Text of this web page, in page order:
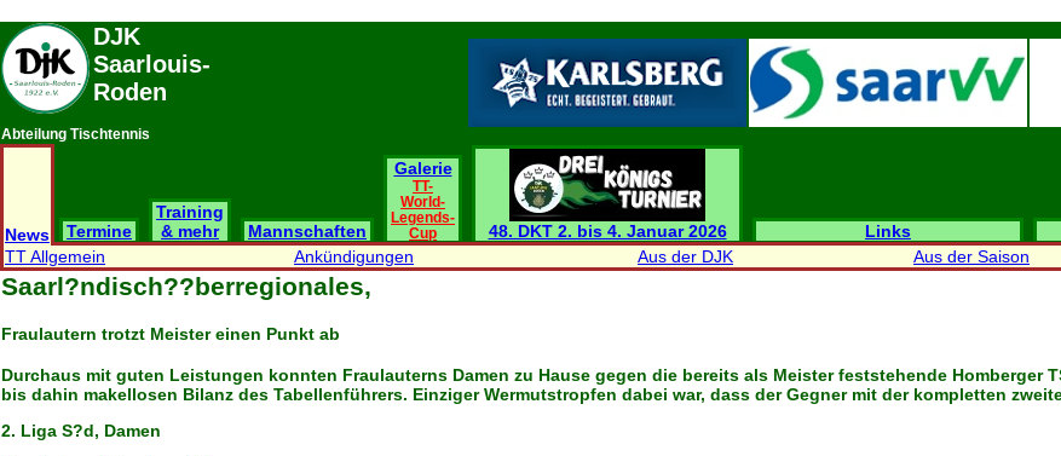
DJK
Saarlouis-
Roden
Abteilung Tischtennis
News Termine
Training
& mehr
Mannschaften
Galerie
TT-
World-
Legends-
Cup
48. DKT 2. bis 4. Januar 2026 Links
TT Allgemein
Ankündigungen Aus der DJK Aus der Saison
Saarl?ndisch??berregionales,
Fraulautern trotzt Meister einen Punkt ab
Durchaus mit guten Leistungen konnten Fraulauterns Damen zu Hause gegen die bereits als Meister feststehende Homberger
bis dahin makellosen Bilanz des Tabellenführers. Einziger Wermutstropfen dabei war, dass der Gegner mit der kompletten
2. Liga S?d, Damen